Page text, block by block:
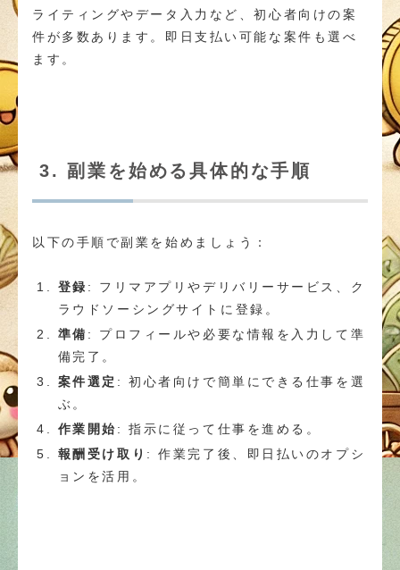
ライティングやデータ入力など、初心者向けの案
件が多数あります。即日支払い可能な案件も選べ
ます。
3. 副業を始める具体的な手順
以下の手順で副業を始めましょう：
登録 : フリマアプリやデリバリーサービス、ク
ラウドソーシングサイトに登録。
準備 : プロフィールや必要な情報を入力して準
備完了。
案件選定 : 初心者向けで簡単にできる仕事を選
ぶ。
作業開始 : 指示に従って仕事を進める。
報酬受け取り : 作業完了後、即日払いのオプシ
ョンを活用。